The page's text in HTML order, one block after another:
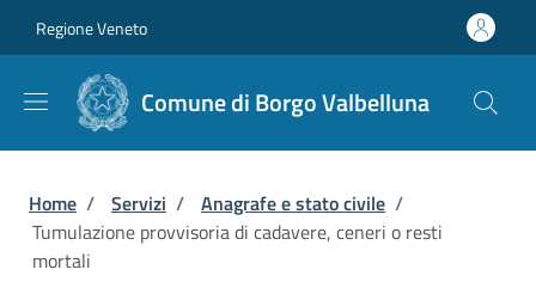
Regione Veneto
Comune di Borgo Valbelluna
Briciole di pane
Home / Servizi / Anagrafe e stato civile /
Tumulazione provvisoria di cadavere, ceneri o resti
mortali